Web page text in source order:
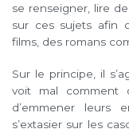
se renseigner, lire
sur ces sujets afin
films, des romans
Sur le principe, il
voit mal comment
d’emmener leurs
s’extasier sur les